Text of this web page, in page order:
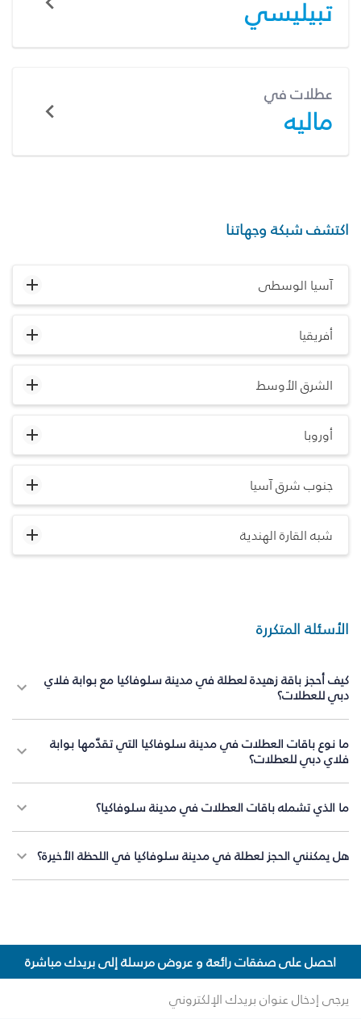
تبيليسي
عطلات في
ماليه
اكتشف شبكة وجهاتنا
آسيا الوسطى
أفريقيا
الشرق الأوسط
أوروبا
جنوب شرق آسيا
شبه القارة الهندية
الأسئلة المتكررة
كيف أحجز باقة زهيدة لعطلة في مدينة سلوفاكيا مع بوابة فلاي
دبي للعطلات؟
ما نوع باقات العطلات في مدينة سلوفاكيا التي تقدّمها بوابة
فلاي دبي للعطلات؟
ما الذي تشمله باقات العطلات في مدينة سلوفاكيا؟
هل يمكنني الحجز لعطلة في مدينة سلوفاكيا في اللحظة الأخيرة؟
احصل على صفقات رائعة و عروض مرسلة إلى بريدك مباشرة